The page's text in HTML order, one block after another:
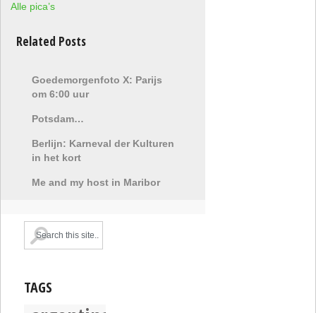
Alle pica’s
Related Posts
Goedemorgenfoto X: Parijs
om 6:00 uur
Potsdam…
Berlijn: Karneval der Kulturen
in het kort
Me and my host in Maribor
TAGS